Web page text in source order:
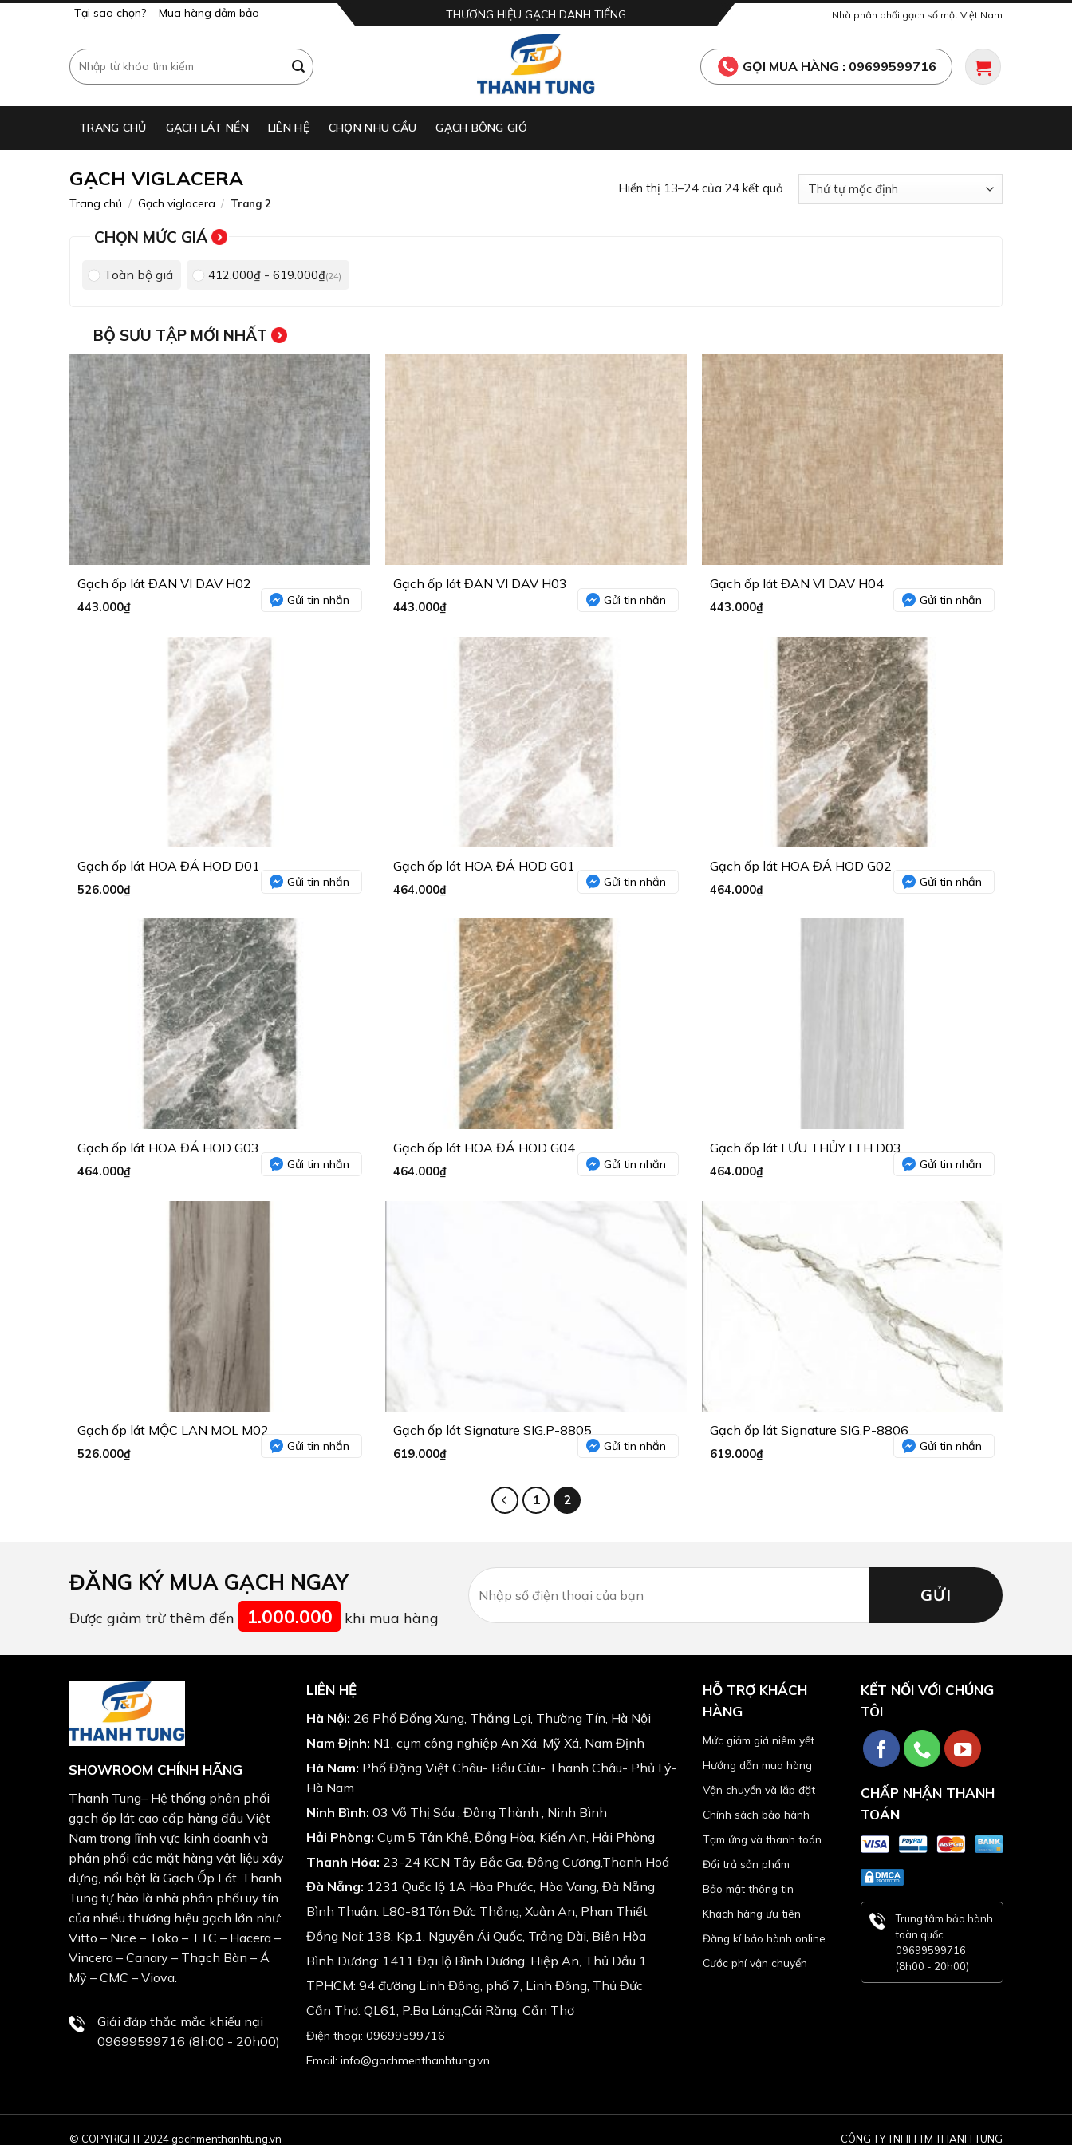
Tại sao chọn? Mua hàng đảm bảo THƯƠNG HIỆU GẠCH DANH TIẾNG Nhà phân phối gạch số một Việt Nam
Tìm
kiếm:
GỌI MUA HÀNG : 09699599716
TRANG CHỦ GẠCH LÁT NỀN​ LIÊN HỆ CHỌN NHU CẦU GẠCH BÔNG GIÓ
GẠCH VIGLACERA
Trang chủ / Gạch viglacera / Trang 2
Hiển thị 13–24 của 24 kết quả
CHỌN MỨC GIÁ
Toàn bộ giá 412.000₫ - 619.000₫(24)
BỘ SƯU TẬP MỚI NHẤT
Gạch ốp lát ĐAN VI DAV H02
443.000₫
Gửi tin nhắn
Gạch ốp lát ĐAN VI DAV H03
443.000₫
Gửi tin nhắn
Gạch ốp lát ĐAN VI DAV H04
443.000₫
Gửi tin nhắn
Gạch ốp lát HOA ĐÁ HOD D01
526.000₫
Gửi tin nhắn
Gạch ốp lát HOA ĐÁ HOD G01
464.000₫
Gửi tin nhắn
Gạch ốp lát HOA ĐÁ HOD G02
464.000₫
Gửi tin nhắn
Gạch ốp lát HOA ĐÁ HOD G03
464.000₫
Gửi tin nhắn
Gạch ốp lát HOA ĐÁ HOD G04
464.000₫
Gửi tin nhắn
Gạch ốp lát LƯU THỦY LTH D03
464.000₫
Gửi tin nhắn
Gạch ốp lát MỘC LAN MOL M02
526.000₫
Gửi tin nhắn
Gạch ốp lát Signature SIG.P-8805
619.000₫
Gửi tin nhắn
Gạch ốp lát Signature SIG.P-8806
619.000₫
Gửi tin nhắn
1 2
ĐĂNG KÝ MUA GẠCH NGAY
Được giảm trừ thêm đến 1.000.000 khi mua hàng
SHOWROOM CHÍNH HÃNG
Thanh Tung– Hệ thống phân phối
gạch ốp lát cao cấp hàng đầu Việt
Nam trong lĩnh vực kinh doanh và
phân phối các mặt hàng vật liệu xây
dựng, nổi bật là Gạch Ốp Lát .Thanh
Tung tự hào là nhà phân phối uy tín
của nhiều thương hiệu gạch lớn như:
Vitto – Nice – Toko – TTC – Hacera –
Vincera – Canary – Thạch Bàn – Á
Mỹ – CMC – Viova.
Giải đáp thắc mắc khiếu nại
09699599716 (8h00 - 20h00)
LIÊN HỆ
Hà Nội: 26 Phố Đống Xung, Thắng Lợi, Thường Tín, Hà Nội
Nam Định: N1, cụm công nghiệp An Xá, Mỹ Xá, Nam Định
Hà Nam: Phố Đặng Việt Châu- Bầu Cừu- Thanh Châu- Phủ Lý-
Hà Nam
Ninh Bình: 03 Võ Thị Sáu , Đông Thành , Ninh Bình
Hải Phòng: Cụm 5 Tân Khê, Đồng Hòa, Kiến An, Hải Phòng
Thanh Hóa: 23-24 KCN Tây Bắc Ga, Đông Cương,Thanh Hoá
Đà Nẵng: 1231 Quốc lộ 1A Hòa Phước, Hòa Vang, Đà Nẵng
Bình Thuận: L80-81Tôn Đức Thắng, Xuân An, Phan Thiết
Đồng Nai: 138, Kp.1, Nguyễn Ái Quốc, Trảng Dài, Biên Hòa
Bình Dương: 1411 Đại lộ Bình Dương, Hiệp An, Thủ Dầu 1
TPHCM: 94 đường Linh Đông, phố 7, Linh Đông, Thủ Đức
Cần Thơ: QL61, P.Ba Láng,Cái Răng, Cần Thơ
Điện thoại: 09699599716
Email: info@gachmenthanhtung.vn
HỖ TRỢ KHÁCH
HÀNG
Mức giảm giá niêm yết
Hướng dẫn mua hàng
Vận chuyển và lắp đặt
Chính sách bảo hành
Tạm ứng và thanh toán
Đổi trả sản phẩm
Bảo mật thông tin
Khách hàng ưu tiên
Đăng kí bảo hành online
Cước phí vận chuyển
KẾT NỐI VỚI CHÚNG
TÔI
CHẤP NHẬN THANH
TOÁN
Trung tâm bảo hành
toàn quốc
09699599716
(8h00 - 20h00)
CÔNG TY TNHH TM THANH TUNG
© COPYRIGHT 2024 gachmenthanhtung.vn